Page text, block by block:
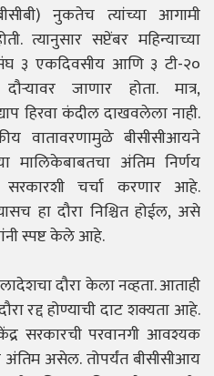
नुकतेच त्यांच्या आगामी
त्यानुसार सप्टेंबर महिन्याच्या
३ एकदिवसीय आणि ३ टी-२०
जाणार होता. मात्र,
हिरवा कंदील दाखवलेला नाही.
वातावरणामुळे बीसीसीआयने
अंतिम निर्णय
सरकारशी चर्चा करणार आहे.
हा दौरा निश्चित होईल, असे
स्पष्ट केले आहे.
दौरा केला नव्हता. आताही
रद्द होण्याची दाट शक्यता आहे.
सरकारची परवानगी आवश्यक
असेल. तोपर्यंत बीसीसीआय